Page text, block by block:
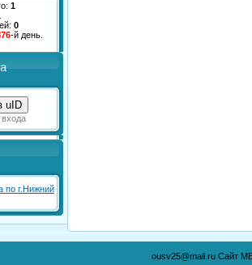
1
0
-й день.
uID
ousv25@mail.ru Сайт